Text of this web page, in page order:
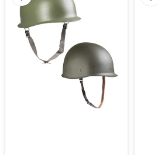
Ja, ni får publicera min fråga